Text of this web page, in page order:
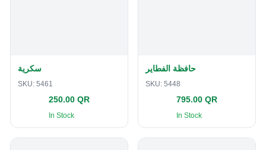
سكرية
SKU: 5461
250.00 QR
In Stock
حافظة الفطاير
SKU: 5448
795.00 QR
In Stock